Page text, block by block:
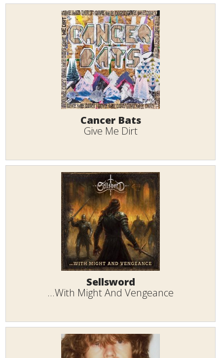
Cancer Bats
Give Me Dirt
Sellsword
...With Might And Vengeance